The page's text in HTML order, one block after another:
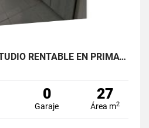
SE VENDE APARTAESTUDIO RENTABLE EN PRIMAVERA 6-39 ET 2
0
Garaje
27
Área m2